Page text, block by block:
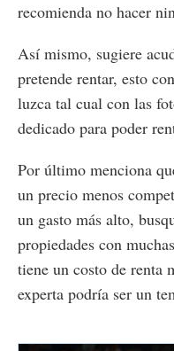
recomienda no hacer
Así mismo, sugiere
pretende rentar, esto
luzca tal cual con las
dedicado para poder
Por último menciona
un precio menos
un gasto más alto,
propiedades con
tiene un costo de renta
experta podría ser un